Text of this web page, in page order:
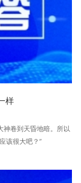
样
神卷到天昏地暗。所以
该很大吧？”